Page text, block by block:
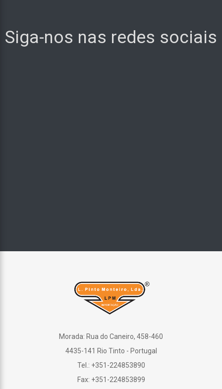
Siga-nos nas redes sociais
Morada: Rua do Caneiro, 458-460
4435-141 Rio Tinto - Portugal
Tel.: +351-224853890
Fax: +351-224853899